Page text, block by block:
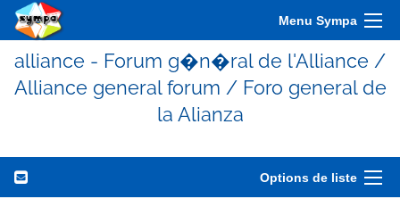
Menu Sympa
alliance - Forum g�n�ral de l'Alliance /
Alliance general forum / Foro general de
la Alianza
Options de liste